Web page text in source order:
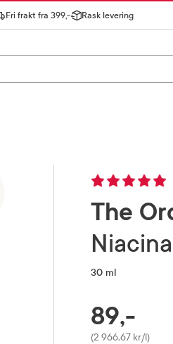
Fri frakt fra 399,- Rask levering
The
30 ml
RABATTPROSENT
Pris
89,-
(2 966,67 kr/l)